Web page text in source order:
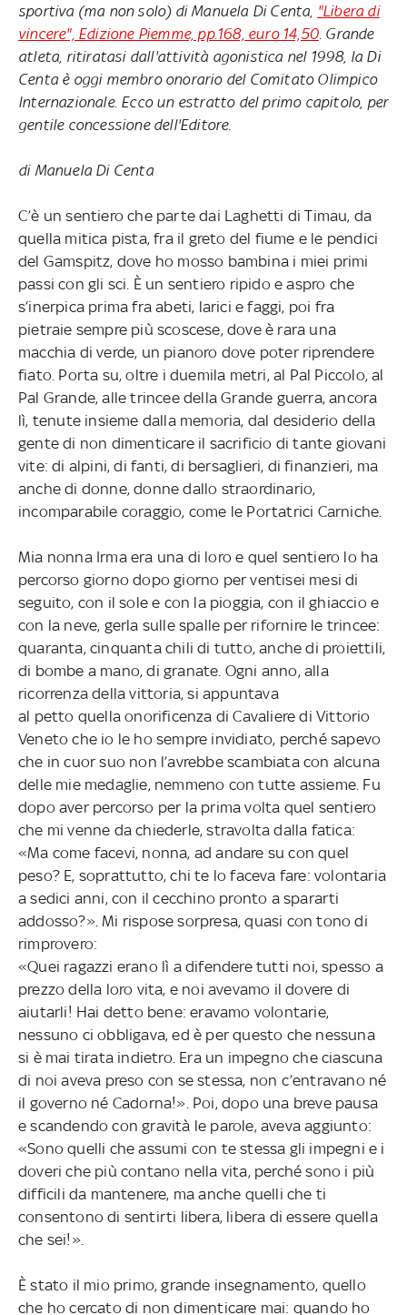
sportiva (ma non solo) di Manuela Di Centa, "Libera di
vincere", Edizione Piemme, pp.168, euro 14,50. Grande
atleta, ritiratasi dall'attività agonistica nel 1998, la Di
Centa è oggi membro onorario del Comitato Olimpico
Internazionale. Ecco un estratto del primo capitolo, per
gentile concessione dell'Editore.
di Manuela Di Centa
C’è un sentiero che parte dai Laghetti di Timau, da
quella mitica pista, fra il greto del fiume e le pendici
del Gamspitz, dove ho mosso bambina i miei primi
passi con gli sci. È un sentiero ripido e aspro che
s’inerpica prima fra abeti, larici e faggi, poi fra
pietraie sempre più scoscese, dove è rara una
macchia di verde, un pianoro dove poter riprendere
fiato. Porta su, oltre i duemila metri, al Pal Piccolo, al
Pal Grande, alle trincee della Grande guerra, ancora
lì, tenute insieme dalla memoria, dal desiderio della
gente di non dimenticare il sacrificio di tante giovani
vite: di alpini, di fanti, di bersaglieri, di finanzieri, ma
anche di donne, donne dallo straordinario,
incomparabile coraggio, come le Portatrici Carniche.
Mia nonna Irma era una di loro e quel sentiero lo ha
percorso giorno dopo giorno per ventisei mesi di
seguito, con il sole e con la pioggia, con il ghiaccio e
con la neve, gerla sulle spalle per rifornire le trincee:
quaranta, cinquanta chili di tutto, anche di proiettili,
di bombe a mano, di granate. Ogni anno, alla
ricorrenza della vittoria, si appuntava
al petto quella onorificenza di Cavaliere di Vittorio
Veneto che io le ho sempre invidiato, perché sapevo
che in cuor suo non l’avrebbe scambiata con alcuna
delle mie medaglie, nemmeno con tutte assieme. Fu
dopo aver percorso per la prima volta quel sentiero
che mi venne da chiederle, stravolta dalla fatica:
«Ma come facevi, nonna, ad andare su con quel
peso? E, soprattutto, chi te lo faceva fare: volontaria
a sedici anni, con il cecchino pronto a spararti
addosso?». Mi rispose sorpresa, quasi con tono di
rimprovero:
«Quei ragazzi erano lì a difendere tutti noi, spesso a
prezzo della loro vita, e noi avevamo il dovere di
aiutarli! Hai detto bene: eravamo volontarie,
nessuno ci obbligava, ed è per questo che nessuna
si è mai tirata indietro. Era un impegno che ciascuna
di noi aveva preso con se stessa, non c’entravano né
il governo né Cadorna!». Poi, dopo una breve pausa
e scandendo con gravità le parole, aveva aggiunto:
«Sono quelli che assumi con te stessa gli impegni e i
doveri che più contano nella vita, perché sono i più
difficili da mantenere, ma anche quelli che ti
consentono di sentirti libera, libera di essere quella
che sei!».
È stato il mio primo, grande insegnamento, quello
che ho cercato di non dimenticare mai: quando ho